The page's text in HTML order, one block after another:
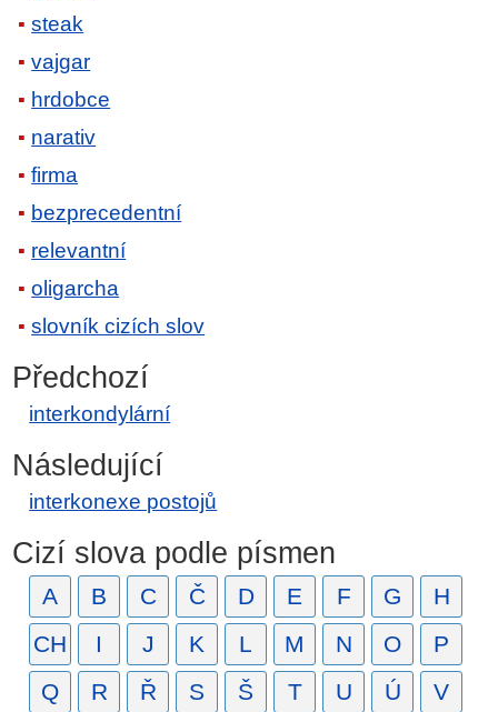
steak
vajgar
hrdobce
narativ
firma
bezprecedentní
relevantní
oligarcha
slovník cizích slov
Předchozí
interkondylární
Následující
interkonexe postojů
Cizí slova podle písmen
A B C Č D E F G
H
CH
I J K L M N O
P
Q
R Ř S Š T U Ú V